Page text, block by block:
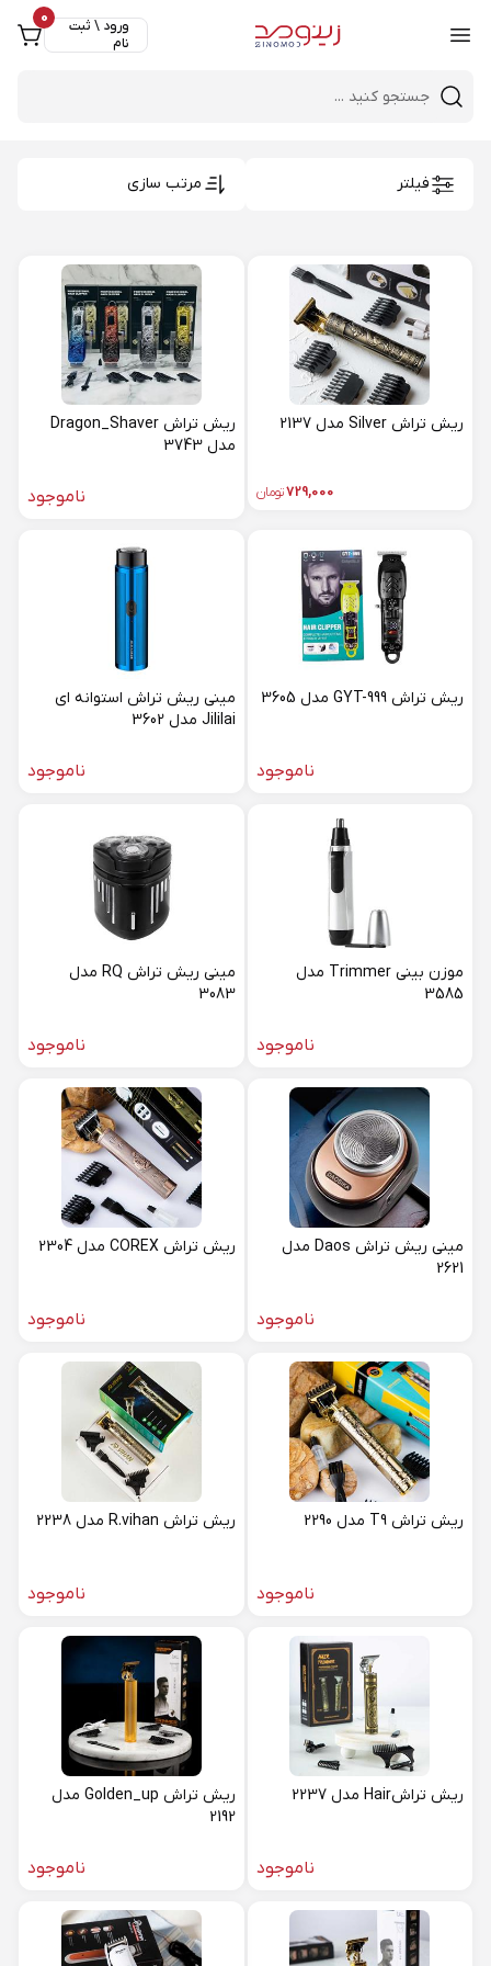
ورود \ ثبت
نام
0
Mobile header search
فیلتر مرتب سازی
ریش تراش Silver مدل 2137
729,000تومان
ریش تراش Dragon_Shaver
مدل 3743
ناموجود
ریش تراش GYT-999 مدل 3605
ناموجود
مینی ریش تراش استوانه ای
Jililai مدل 3602
ناموجود
موزن بینی Trimmer مدل
3585
ناموجود
مینی ریش تراش RQ مدل
3083
ناموجود
مینی ریش تراش Daos مدل
2621
ناموجود
ریش تراش COREX مدل 2304
ناموجود
ریش تراش T9 مدل 2290
ناموجود
ریش تراش R.vihan مدل 2238
ناموجود
ریش تراشHair مدل 2237
ناموجود
ریش تراش Golden_up مدل
2192
ناموجود